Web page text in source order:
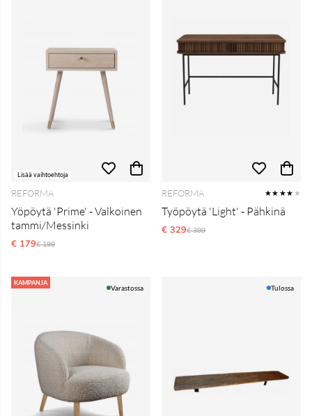
Lisää vaihtoehtoja
REFORMA
Yöpöytä 'Prime' - Valkoinen
tammi/Messinki
€ 179Normaali hinta
€ 199
REFORMA ★★★★ ★
Työpöytä 'Light' - Pähkinä
€ 329Normaali hinta
€ 399
KAMPANJA
Varastossa Tulossa